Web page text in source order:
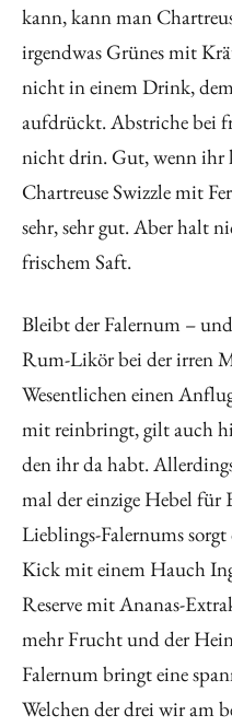
kann, kann man
irgendwas Grünes mit
nicht in einem Drink,
aufdrückt. Abstriche bei
nicht drin. Gut, wenn ihr
Chartreuse Swizzle mit
sehr, sehr gut. Aber halt
frischem Saft.
Bleibt der Falernum –
Rum-Likör bei der irren
Wesentlichen einen
mit reinbringt, gilt auch
den ihr da habt.
mal der einzige Hebel für
Lieblings-Falernums
Kick mit einem Hauch
Reserve mit Ananas-
mehr Frucht und der
Falernum bringt eine
Welchen der drei wir am